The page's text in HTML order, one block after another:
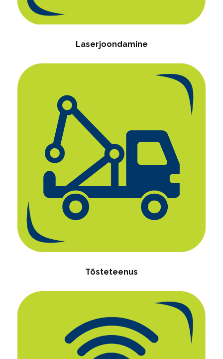
Laserjoondamine
Tõsteteenus